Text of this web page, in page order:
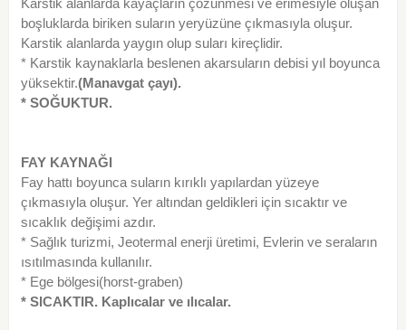
Karstik alanlarda kayaçların çözünmesi ve erimesiyle oluşan
boşluklarda biriken suların yeryüzüne çıkmasıyla oluşur.
Karstik alanlarda yaygın olup suları kireçlidir.
* Karstik kaynaklarla beslenen akarsuların debisi yıl boyunca
yüksektir.(Manavgat çayı).
* SOĞUKTUR.
FAY KAYNAĞI
Fay hattı boyunca suların kırıklı yapılardan yüzeye
çıkmasıyla oluşur. Yer altından geldikleri için sıcaktır ve
sıcaklık değişimi azdır.
* Sağlık turizmi, Jeotermal enerji üretimi, Evlerin ve seraların
ısıtılmasında kullanılır.
* Ege bölgesi(horst-graben)
* SICAKTIR. Kaplıcalar ve ılıcalar.